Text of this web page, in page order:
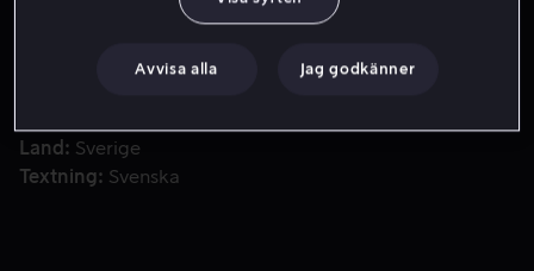
mitt under en pågående pandemi.
Land
Sverige
Textning
Svenska
Avvisa alla Jag godkänner